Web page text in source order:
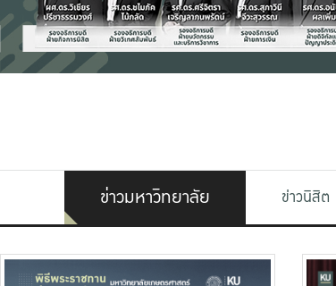
ข่าวมหาวิทยาลัย ข่าวนิสิต